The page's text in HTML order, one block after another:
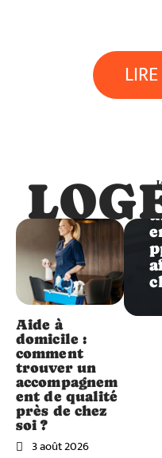
Aide à
domicile :
comment
trouver un
accompagnem
ent de qualité
près de chez
soi ?
3 août 2026